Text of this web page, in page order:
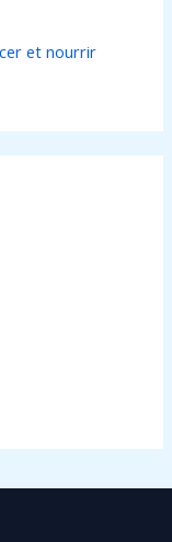
et nourrir